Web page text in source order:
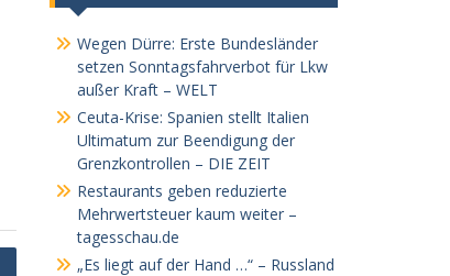
Wegen Dürre: Erste Bundesländer
setzen Sonntagsfahrverbot für Lkw
außer Kraft – WELT
Ceuta-Krise: Spanien stellt Italien
Ultimatum zur Beendigung der
Grenzkontrollen – DIE ZEIT
Restaurants geben reduzierte
Mehrwertsteuer kaum weiter –
tagesschau.de
„Es liegt auf der Hand …“ – Russland